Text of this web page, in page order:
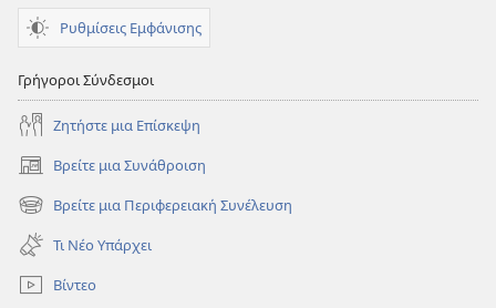
Ρυθμίσεις Εμφάνισης
Γρήγοροι Σύνδεσμοι
Ζητήστε μια Επίσκεψη
Βρείτε μια Συνάθροιση
(ανοίγει
νέο
παράθυρο)
Βρείτε μια Περιφερειακή Συνέλευση
(ανοίγει
νέο
παράθυρο)
Τι Νέο Υπάρχει
Βίντεο